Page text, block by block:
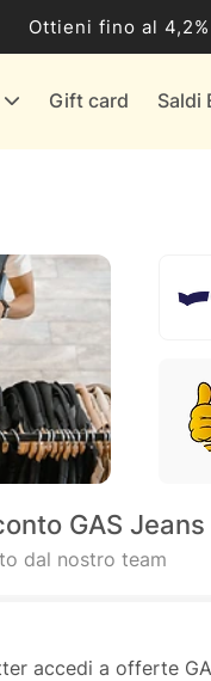
Ottieni fino al
Gift card Saldi
GAS
dal nostro team
accedi a offerte